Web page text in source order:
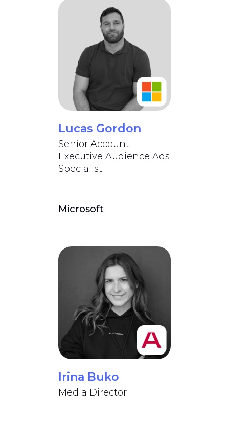
Lucas Gordon
Senior Account
Executive Audience Ads
Specialist
Microsoft
Irina Buko
Media Director